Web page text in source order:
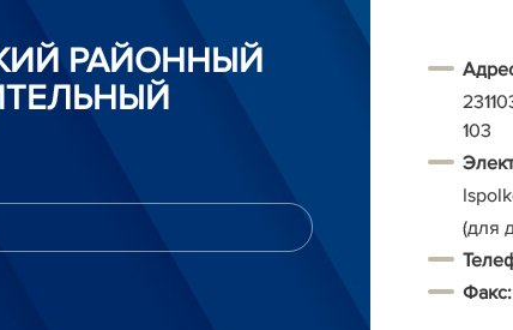
РАЙОННЫЙ
103
(для
Т
Факс: